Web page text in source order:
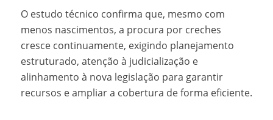
O estudo técnico confirma que, mesmo com
menos nascimentos, a procura por creches
cresce continuamente, exigindo planejamento
estruturado, atenção à judicialização e
alinhamento à nova legislação para garantir
recursos e ampliar a cobertura de forma eficiente.